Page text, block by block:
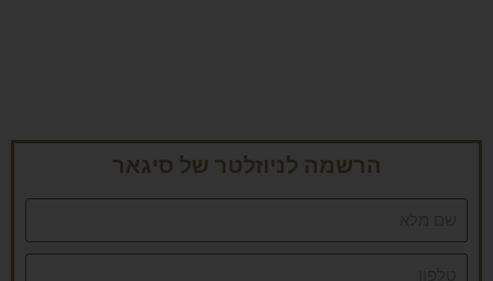
הרשמה לניוזלטר של סיגאר